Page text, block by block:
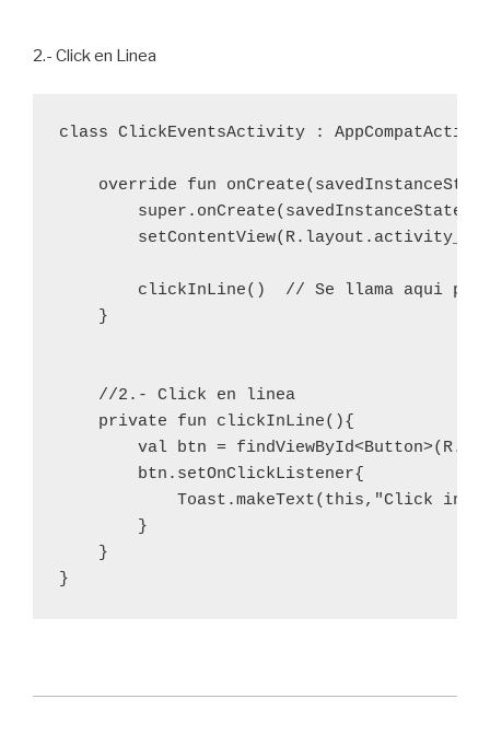
2.- Click en Linea
class ClickEventsActivity :
override fun
        super.onCreate(savedInstanceState)
clickInLine()  // Se llama aqui
    }
    //2.- Click en linea
    private fun clickInLine(){
val btn =
        btn.setOnClickListener{
Toast.makeText(this,"Click in
        }
    }
}